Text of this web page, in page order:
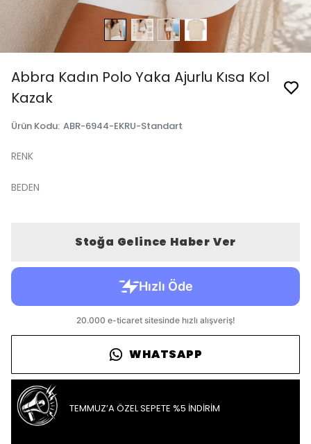
Abbra Kadın Polo Yaka Ajurlu Kısa Kol
Kazak
Ürün Kodu: ABR-6944-EKRU-Standart
RENK
BEDEN
Stoğa Gelince Haber Ver
WHATSAPP
TEMMUZ’A ÖZEL SEPETE %5 İNDİRİM